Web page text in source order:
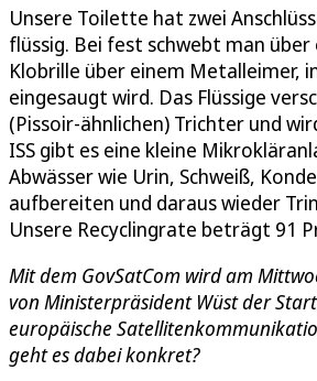
Unsere Toilette hat zwei
flüssig. Bei fest schwebt man
Klobrille über einem Metalleimer,
eingesaugt wird. Das Flüssige
(Pissoir-ähnlichen) Trichter und
ISS gibt es eine kleine
Abwässer wie Urin, Schweiß,
aufbereiten und daraus wieder
Unsere Recyclingrate beträgt 91
Mit dem GovSatCom wird am
von Ministerpräsident Wüst der
europäische
geht es dabei konkret?